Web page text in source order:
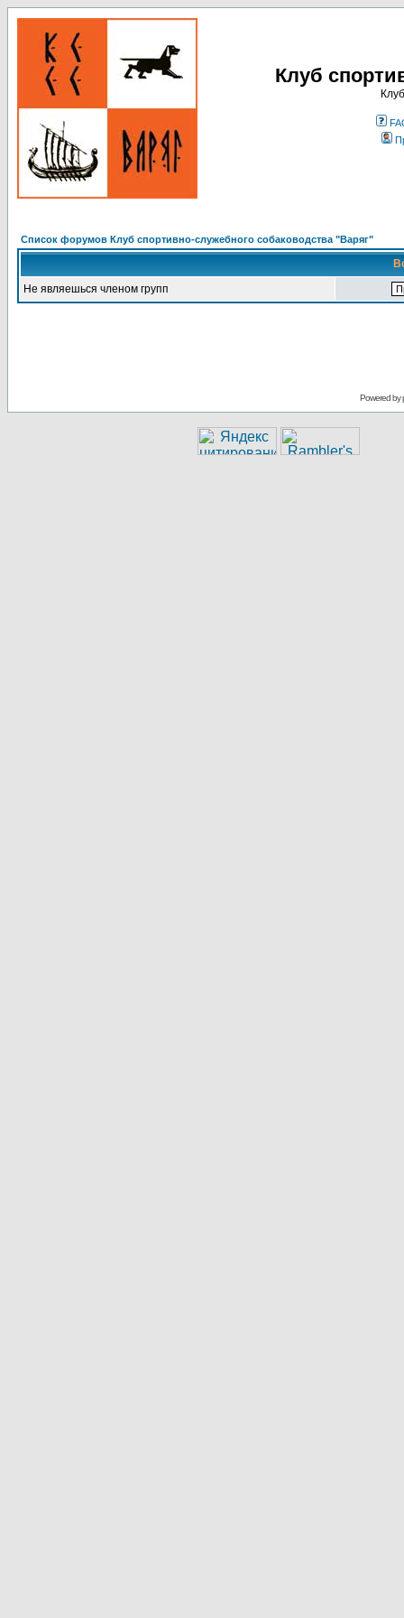
Клуб
Список форумов Клуб спортивно-служебного собаководства "Варяг"
Не являешься членом групп
Powered by